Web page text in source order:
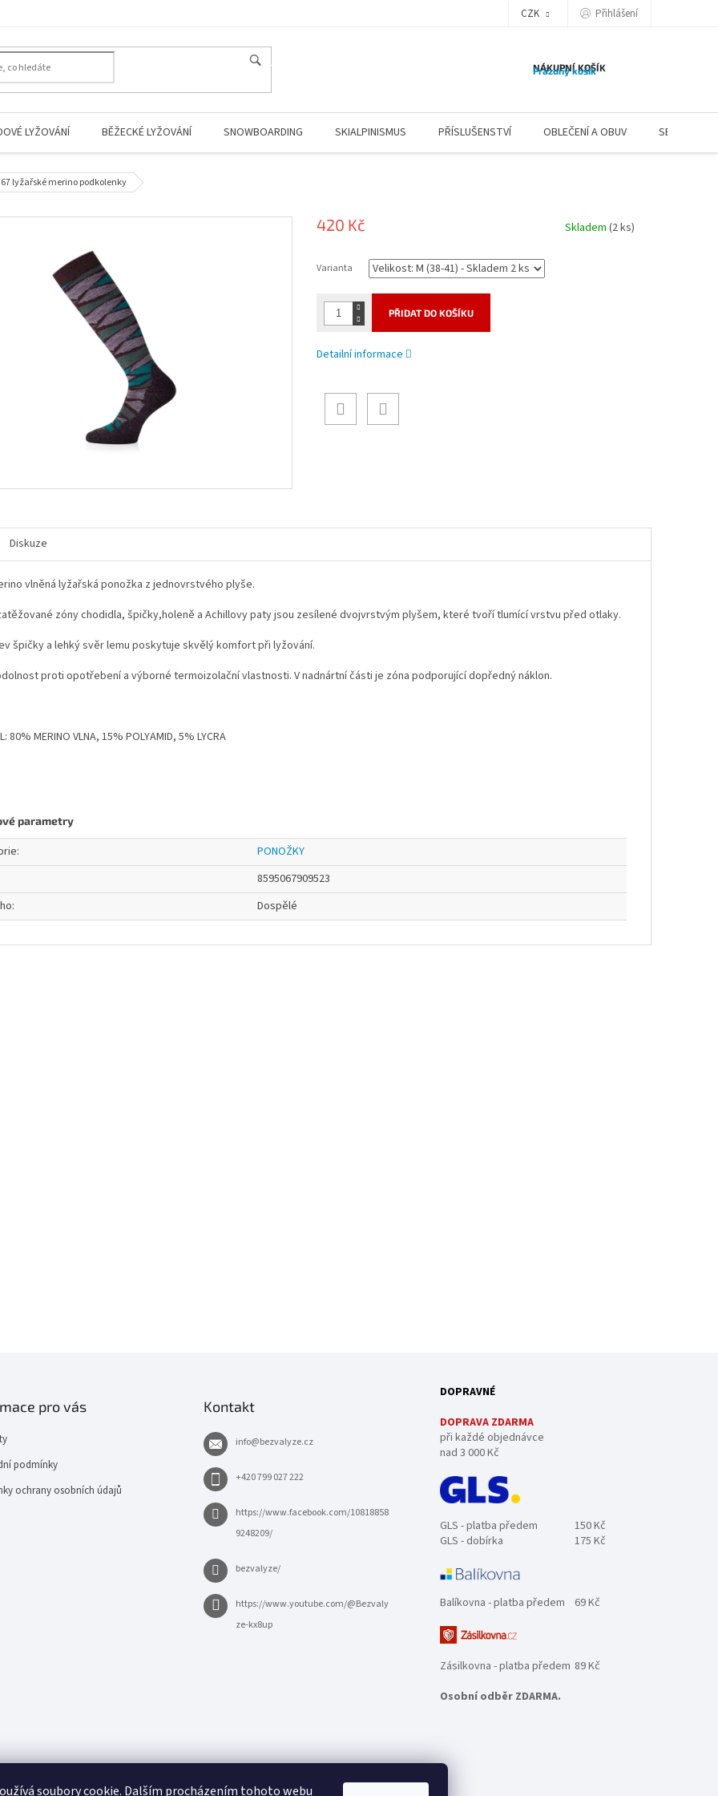
soubory cookie. Dalším procházením tohoto webu
CZK Přihlášení
NÁKUPNÍ KOŠÍK
Prázdný košík
LYŽOVÁNÍ BĚŽECKÉ LYŽOVÁNÍ SNOWBOARDING SKIALPINISMUS PŘÍSLUŠENSTVÍ OBLEČENÍ A OBUV SERVIS
lyžařské merino podkolenky
420 Kč
cena:
Skladem (2 ks)
Varianta
PŘIDAT DO KOŠÍKU
Detailní informace
Diskuze
vlněná lyžařská ponožka z jednovrstvého plyše.
zóny chodidla, špičky,holeně a Achillovy paty jsou zesílené dvojvrstvým plyšem, které tvoří tlumící vrstvu před otlaky.
špičky a lehký svěr lemu poskytuje skvělý komfort při lyžování.
proti opotřebení a výborné termoizolační vlastnosti. V nadnártní části je zóna podporující dopředný náklon.
80% MERINO VLNA, 15% POLYAMID, 5% LYCRA
parametry
:
PONOŽKY
8595067909523
: Dospělé
pro vás
podmínky
ochrany osobních údajů
Kontakt
info@bezvalyze.cz
+420 799 027 222
https://www.facebook.com/10818858
9248209/
bezvalyze/
https://www.youtube.com/@Bezvaly
ze-kx8up
DOPRAVNÉ
DOPRAVA ZDARMA
při každé objednávce
nad 3 000 Kč
GLS - platba předem
150 Kč
GLS - dobírka
175 Kč
Balíkovna - platba předem 69 Kč
Zásilkovna - platba předem 89 Kč
Osobní odběr ZDARMA.